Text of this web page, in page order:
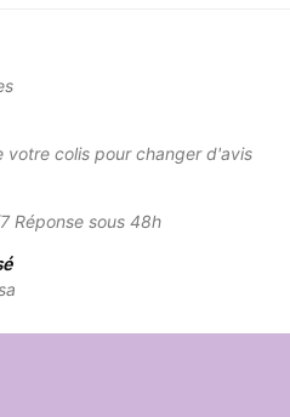
votre colis pour changer d'avis
Réponse sous 48h